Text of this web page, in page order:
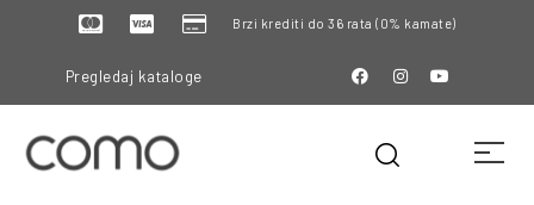
Brzi krediti do 36 rata (0% kamate)
Pregledaj kataloge